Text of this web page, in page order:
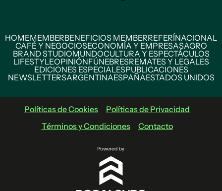
HOMEMEMBERBENEFICIOS MEMBERREFERÍNACIONAL
CAFÉ Y NEGOCIOSECONOMÍA Y EMPRESASAGRO
BRAND STUDIOMUNDOCULTURA Y ESPECTÁCULOS
LIFESTYLEOPINIÓNFÚNEBRESREMATES Y LEGALES
EDICIONES ESPECIALESPUBLICACIONES
NEWSLETTERSARGENTINAESPAÑAESTADOS UNIDOS
Políticas de Cookies
Políticas de Privacidad
Términos y Condiciones
Contacto